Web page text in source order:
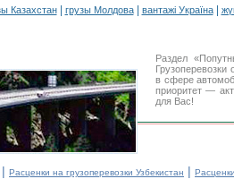
Казахстан| грузы Молдова| вантажі Україна|
Раздел
в сфере
приоритет —
для Вас!
| Расценки на грузоперевозки Узбекистан |